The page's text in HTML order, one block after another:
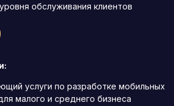
обслуживания клиентов
услуги по разработке мобильных
малого и среднего бизнеса